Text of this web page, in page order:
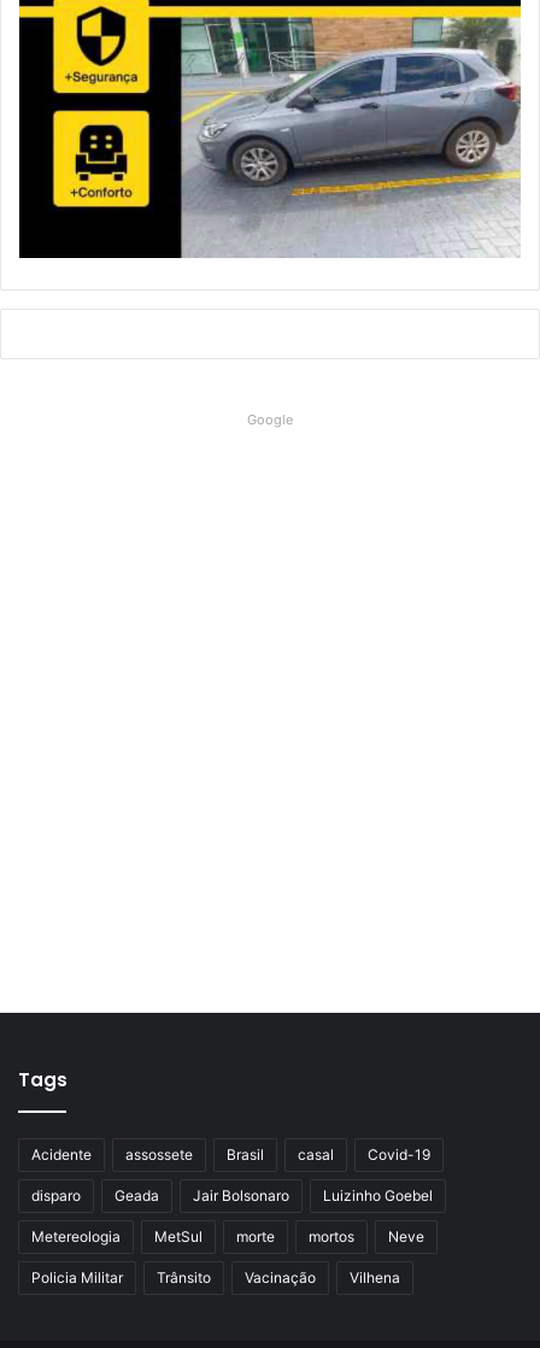
Google
Tags
Acidente assossete Brasil casal Covid-19
disparo Geada Jair Bolsonaro Luizinho Goebel
Metereologia MetSul morte mortos Neve
Policia Militar Trânsito Vacinação Vilhena